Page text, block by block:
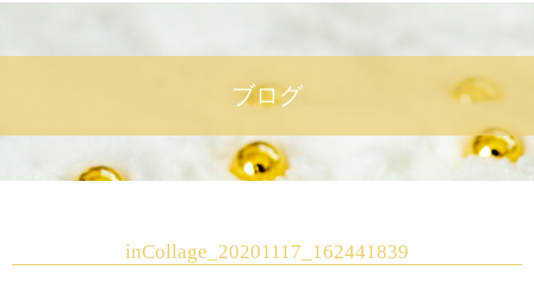
ブログ
inCollage_20201117_162441839